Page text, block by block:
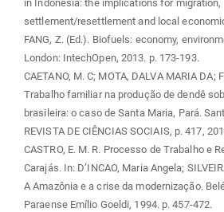
in Indonesia: the implications for migration,
settlement/resettlement and local
FANG, Z. (Ed.). Biofuels: economy,
London: IntechOpen, 2013. p. 173-193.
CAETANO, M. C; MOTA, DALVA MARIA DA;
Trabalho familiar na produção de dendê
brasileira: o caso de Santa Maria, Pará.
REVISTA DE CIÊNCIAS SOCIAIS, p. 417,
CASTRO, E. M. R. Processo de Trabalho e
Carajás. In: D’INCAO, Maria Angela;
A Amazônia e a crise da modernização.
Paraense Emílio Goeldi, 1994. p. 457-472.